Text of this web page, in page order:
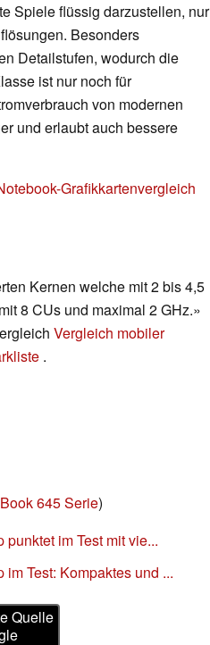
Spiele flüssig darzustellen, nur
Besonders
Detailstufen, wodurch die
ist nur noch für
von modernen
und erlaubt auch bessere
Grafikkartenvergleich
Kernen welche mit 2 bis 4,5
8 CUs und maximal 2 GHz.»
Vergleich mobiler
.
645 Serie)
im Test mit vie...
Test: Kompaktes und ...
Quelle